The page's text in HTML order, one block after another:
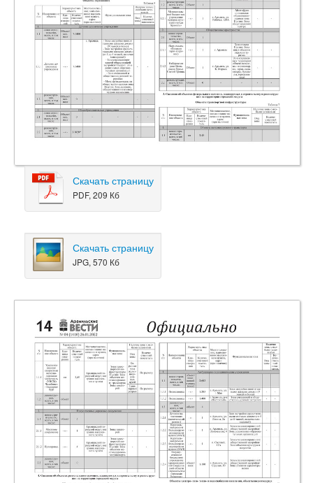
Скачать страницу
PDF, 209 Кб
Скачать страницу
JPG, 570 Кб